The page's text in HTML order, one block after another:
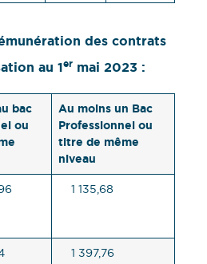
des contrats
au 1er mai 2023 :
bac
ou
Au moins un Bac
Professionnel ou
titre de même
niveau
1 135,68
1 397,76